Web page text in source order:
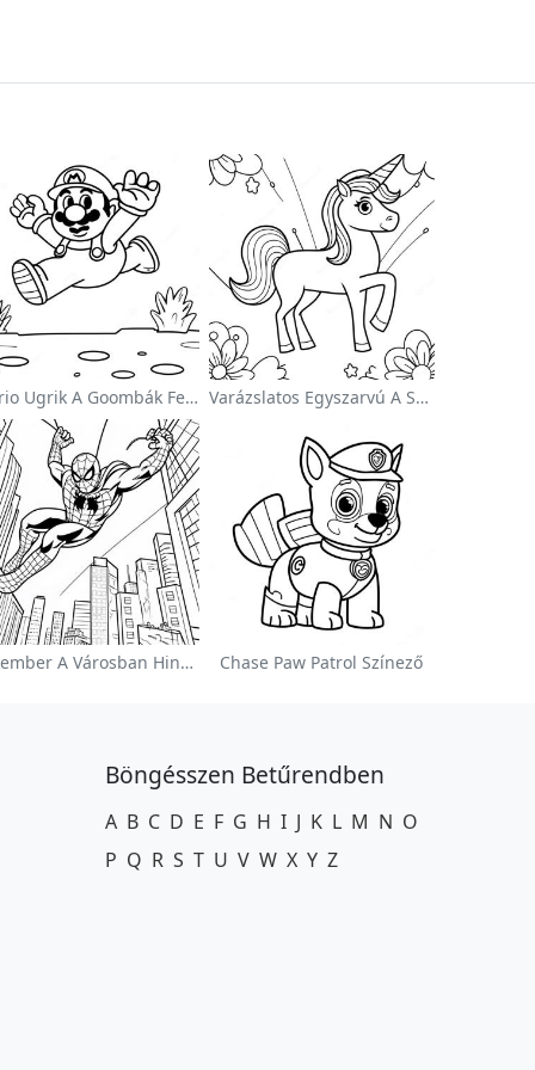
Mario Ugrik A Goombák Felett Színezőlap Varázslatos Egyszarvú A Szivárvány Színezőoldalon
Pókember A Városban Hintázva Színezőlap Chase Paw Patrol Színező
Böngésszen Betűrendben
A B C D E F G H I J K L M N O
P Q R S T U V W X Y Z